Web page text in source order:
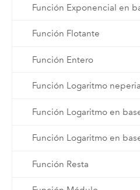
Función Exponencial en
Función Flotante
Función Entero
Función Logaritmo
Función Logaritmo en
Función Logaritmo en
Función Resta